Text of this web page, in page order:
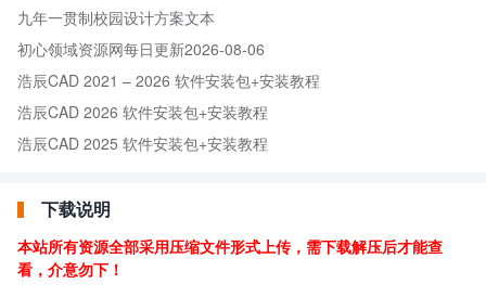
九年一贯制校园设计方案文本
初心领域资源网每日更新2026-08-06
浩辰CAD 2021 – 2026 软件安装包+安装教程
浩辰CAD 2026 软件安装包+安装教程
浩辰CAD 2025 软件安装包+安装教程
下载说明
本站所有资源全部采用压缩文件形式上传，需下载解压后才能查
看，介意勿下！